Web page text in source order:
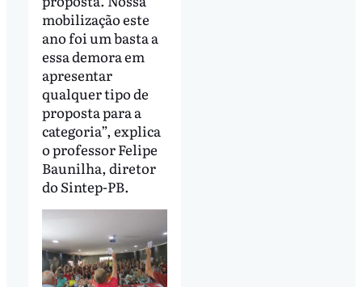
mobilização este
ano foi um basta a
essa demora em
apresentar
qualquer tipo de
proposta para a
categoria”, explica
o professor Felipe
Baunilha, diretor
do Sintep-PB.